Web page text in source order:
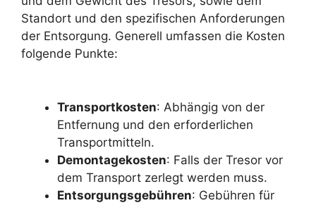
Standort und den spezifischen Anforderungen
der Entsorgung. Generell umfassen die Kosten
folgende Punkte:
Transportkosten: Abhängig von der
Entfernung und den erforderlichen
Transportmitteln.
Demontagekosten: Falls der Tresor vor
dem Transport zerlegt werden muss.
Entsorgungsgebühren: Gebühren für